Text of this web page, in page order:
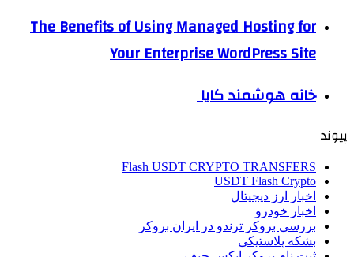
The Benefits of Using Managed Hosting for
Your Enterprise WordPress Site
خانه هوشمند کایا
پیوند
Flash USDT CRYPTO TRANSFERS
USDT Flash Crypto
اخبار ارز دیجیتال
اخبار خودرو
بررسی بروکر ترندو در ایران بروکر
بشکه پلاستیکی